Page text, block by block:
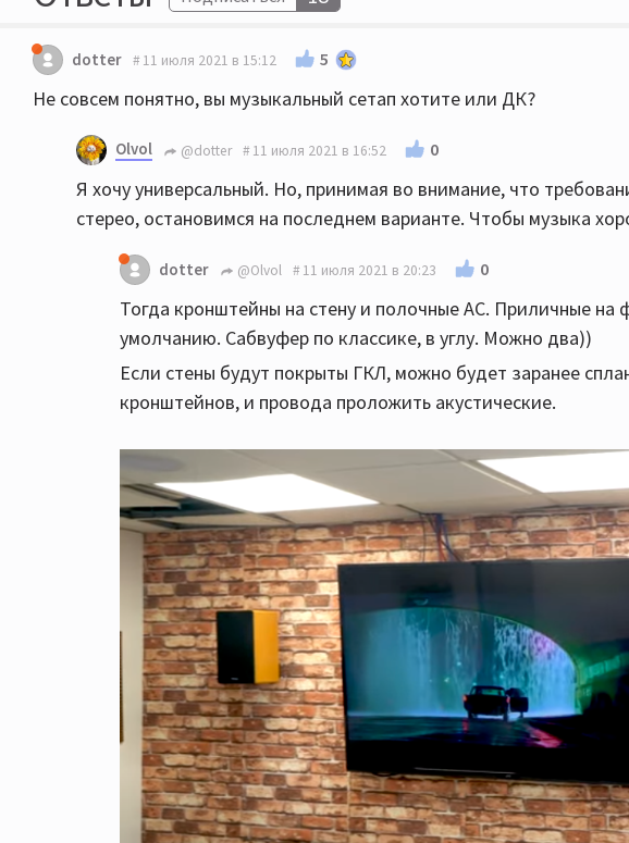
dotter 11 июля 2021 в 15:12 5
Не совсем понятно, вы музыкальный сетап хотите или ДК?
Olvol @dotter 11 июля 2021 в 16:52 0
Я хочу универсальный. Но, принимая во внимание, что
стерео, остановимся на последнем варианте. Чтобы музыка
dotter @Olvol 11 июля 2021 в 20:23 0
Тогда кронштейны на стену и полочные АС. Приличные на
умолчанию. Сабвуфер по классике, в углу. Можно два))
Если стены будут покрыты ГКЛ, можно будет заранее
кронштейнов, и провода проложить акустические.